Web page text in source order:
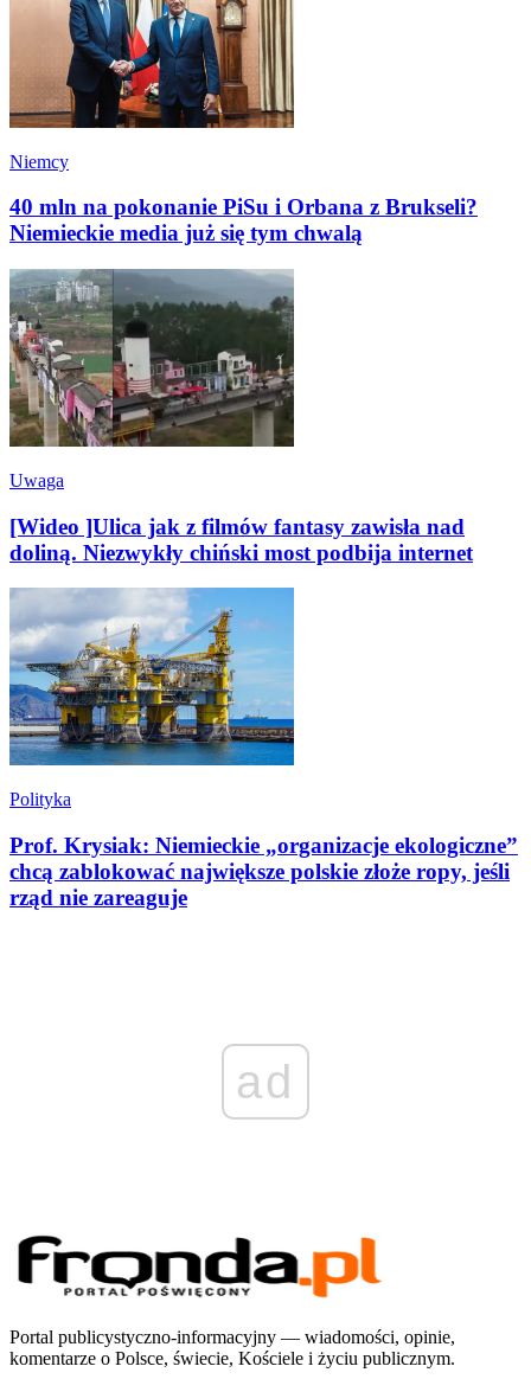
Niemcy
40 mln na pokonanie PiSu i Orbana z Brukseli?
Niemieckie media już się tym chwalą
Uwaga
[Wideo ]Ulica jak z filmów fantasy zawisła nad
doliną. Niezwykły chiński most podbija internet
Polityka
Prof. Krysiak: Niemieckie „organizacje ekologiczne”
chcą zablokować największe polskie złoże ropy, jeśli
rząd nie zareaguje
ad
Portal publicystyczno-informacyjny — wiadomości, opinie,
komentarze o Polsce, świecie, Kościele i życiu publicznym.